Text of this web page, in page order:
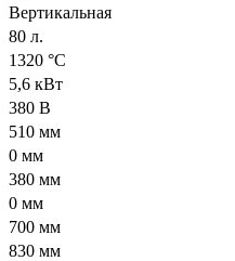
Вертикальная
80 л.
1320 °С
5,6 кВт
380 В
510 мм
0 мм
380 мм
0 мм
700 мм
830 мм